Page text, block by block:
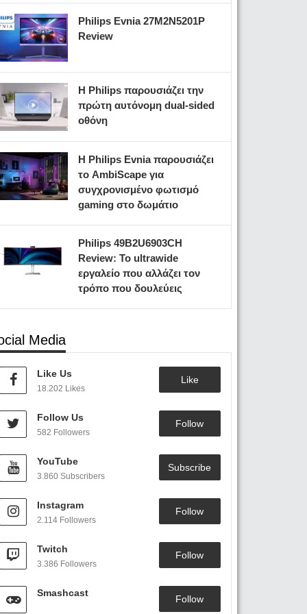
Philips Evnia 27M2N5201P
Review
Η Philips παρουσιάζει την
πρώτη αυτόνομη dual-sided
οθόνη
Η Philips Evnia παρουσιάζει
το AmbiScape για
συγχρονισμένο φωτισμό
gaming στο δωμάτιο
Philips 49B2U6903CH
Review: Το ultrawide
εργαλείο που αλλάζει τον
τρόπο που δουλεύεις
Media
Like Us
18.202 Likes
Like
Follow Us
582 Followers
Follow
YouTube
3.860 Subscribers
Subscribe
Instagram
2.114 Followers
Follow
Twitch
3.386 Followers
Follow
Smashcast
Follow